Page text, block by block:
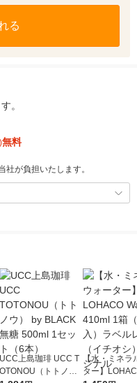
る
。
無料
が負担いたします。
UCC上島珈琲 UCC T
OTONOU（トトノ
【水・ミネラ
ター】